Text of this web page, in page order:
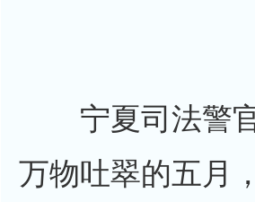
宁夏司法警官
万物吐翠的五月